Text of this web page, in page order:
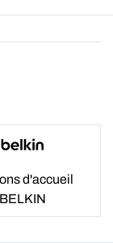
d'accueil
BELKIN